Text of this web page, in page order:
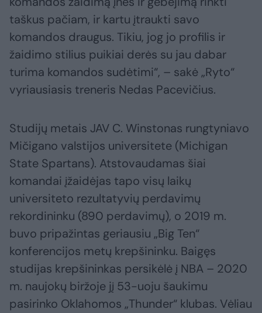
taškus pačiam, ir kartu įtraukti savo
komandos draugus. Tikiu, jog jo profilis ir
žaidimo stilius puikiai derės su jau dabar
turima komandos sudėtimi“, – sakė „Ryto“
vyriausiasis treneris Nedas Pacevičius.
Studijų metais JAV C. Winstonas rungtyniavo
Mičigano valstijos universitete (Michigan
State Spartans). Atstovaudamas šiai
komandai įžaidėjas tapo visų laikų
universiteto rezultatyvių perdavimų
rekordininku (890 perdavimų), o 2019 m.
buvo pripažintas geriausiu „Big Ten“
konferencijos metų krepšininku. Baigęs
studijas krepšininkas persikėlė į NBA – 2020
m. naujokų biržoje jį 53-uoju šaukimu
pasirinko Oklahomos „Thunder“ klubas. Vėliau